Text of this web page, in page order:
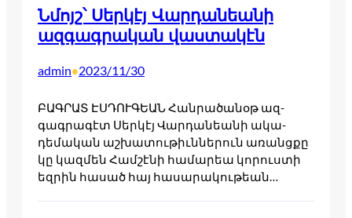
Նմոյշ՝ Սերկէյ Վարդանեանի
ազգագրական վաստակէն
admin•2023/11/30
ԲԱԳՐԱՏ ԷՍԴՈՒԳԵԱՆ Հանրածա­նօթ ազ­
գագրա­գէտ Սեր­կէյ Վար­­դա­­­նեանի ակա­­
դեմա­­կան աշ­­խա­­­տու­­թիւննե­­րուն առանցքը
կը կազ­­մեն Համ­­շէ­­­նի հա­­մարեա կո­­րուստի
եզ­­րին հա­­սած հայ հա­­սարա­­կու­­թեան…